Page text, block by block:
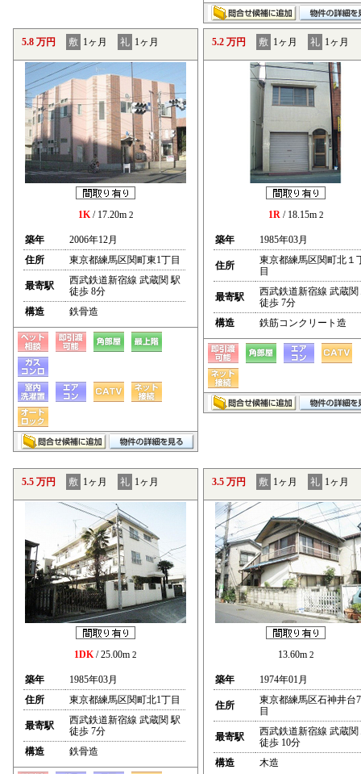
5.8 万円 敷 1ヶ月 礼 1ヶ月
1K/ 17.20m 2
築年
2006年12月
住所
東京都練馬区関町東1丁目
最寄駅
西武鉄道新宿線 武蔵関 駅
徒歩 8分
構造
鉄骨造
5.2 万円 敷 1ヶ月 礼 1ヶ月
1R/ 18.15m 2
築年 1985年03月
住所
東京都練馬区関町北１
目
最寄駅
西武鉄道新宿線 武蔵関
徒歩 7分
構造
鉄筋コンクリート造
5.5 万円 敷 1ヶ月 礼 1ヶ月
1DK/ 25.00m 2
築年
1985年03月
住所
東京都練馬区関町北1丁目
最寄駅
西武鉄道新宿線 武蔵関 駅
徒歩 7分
構造
鉄骨造
3.5 万円 敷 1ヶ月 礼 1ヶ月
13.60m 2
築年 1974年01月
住所
東京都練馬区石神井台
目
最寄駅
西武鉄道新宿線 武蔵関
徒歩 10分
構造
木造